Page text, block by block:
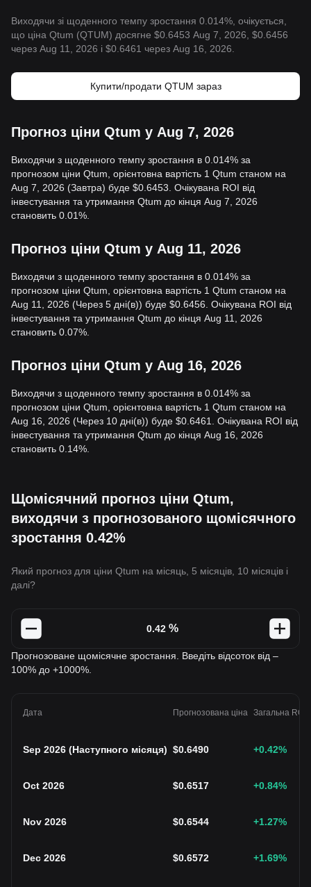
Виходячи зі щоденного темпу зростання 0.014%, очікується,
що ціна Qtum (QTUM) досягне $0.6453 Aug 7, 2026, $0.6456
через Aug 11, 2026 і $0.6461 через Aug 16, 2026.
Купити/продати QTUM зараз
Прогноз ціни Qtum у Aug 7, 2026
Виходячи з щоденного темпу зростання в 0.014% за
прогнозом ціни Qtum, орієнтовна вартість 1 Qtum станом на
Aug 7, 2026 (Завтра) буде $0.6453. Очікувана ROI від
інвестування та утримання Qtum до кінця Aug 7, 2026
становить 0.01%.
Прогноз ціни Qtum у Aug 11, 2026
Виходячи з щоденного темпу зростання в 0.014% за
прогнозом ціни Qtum, орієнтовна вартість 1 Qtum станом на
Aug 11, 2026 (Через 5 дні(в)) буде $0.6456. Очікувана ROI від
інвестування та утримання Qtum до кінця Aug 11, 2026
становить 0.07%.
Прогноз ціни Qtum у Aug 16, 2026
Виходячи з щоденного темпу зростання в 0.014% за
прогнозом ціни Qtum, орієнтовна вартість 1 Qtum станом на
Aug 16, 2026 (Через 10 дні(в)) буде $0.6461. Очікувана ROI від
інвестування та утримання Qtum до кінця Aug 16, 2026
становить 0.14%.
Щомісячний прогноз ціни Qtum,
виходячи з прогнозованого щомісячного
зростання 0.42%
Який прогноз для ціни Qtum на місяць, 5 місяців, 10 місяців і
далі?
%
Прогнозоване щомісячне зростання. Введіть відсоток від –
100% до +1000%.
Дата Прогнозована ціна Загальна ROI
Sep 2026 (Наступного місяця) $0.6490 +0.42%
Oct 2026 $0.6517 +0.84%
Nov 2026 $0.6544 +1.27%
Dec 2026 $0.6572 +1.69%